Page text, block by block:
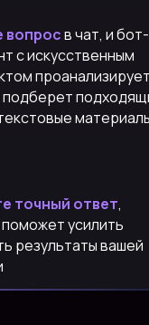
вопросв чат, и бот-
с искусственным
подберет
точный ответ,
усилить
результаты вашей